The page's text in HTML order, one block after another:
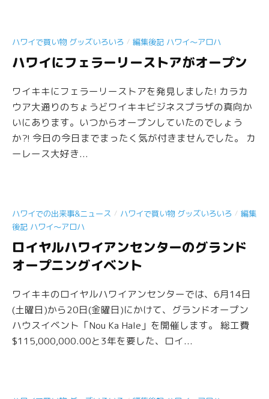
ハワイで買い物 グッズいろいろ / 編集後記 ハワイ〜アロハ
ハワイにフェラーリーストアがオープン
ワイキキにフェラーリーストアを発見しました! カラカ
ウア大通りのちょうどワイキキビジネスプラザの真向か
いにあります。いつからオープンしていたのでしょう
か?! 今日の今日までまったく気が付きませんでした。 カ
ーレース大好き...
ハワイでの出来事&ニュース / ハワイで買い物 グッズいろいろ / 編集
後記 ハワイ〜アロハ
ロイヤルハワイアンセンターのグランド
オープニングイベント
ワイキキのロイヤルハワイアンセンターでは、6月14日
(土曜日)から20日(金曜日)にかけて、グランドオープン
ハウスイベント「Nou Ka Hale」を開催します。 総工費
$115,000,000.00と3年を要した、ロイ...